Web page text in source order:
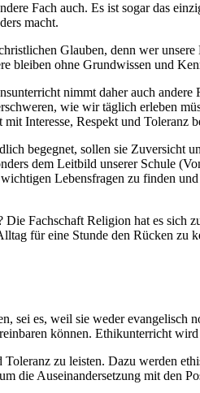
Fach auch. Es ist sogar das
macht.
Glauben, denn wer
ohne Grundwissen und
nimmt daher auch
wie wir täglich erleben
Interesse, Respekt und Toleranz
begegnet, sollen sie
dem Leitbild unserer Schule
Lebensfragen zu finden
Fachschaft Religion hat es sich
für eine Stunde den Rücken
sei es, weil sie weder
können. Ethikunterricht
zu leisten. Dazu werden
die Auseinandersetzung mit den